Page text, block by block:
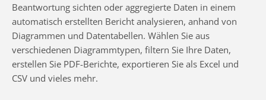
Beantwortung sichten oder aggregierte Daten in einem
automatisch erstellten Bericht analysieren, anhand von
Diagrammen und Datentabellen. Wählen Sie aus
verschiedenen Diagrammtypen, filtern Sie Ihre Daten,
erstellen Sie PDF-Berichte, exportieren Sie als Excel und
CSV und vieles mehr.